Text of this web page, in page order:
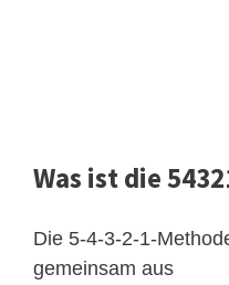
Was ist die
Die 5-4-3-2-1-
gemeinsam aus